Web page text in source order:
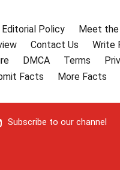
Editorial Policy
Meet the
Contact Us
Write
DMCA Terms
Facts
More Facts
Subscribe to our channel